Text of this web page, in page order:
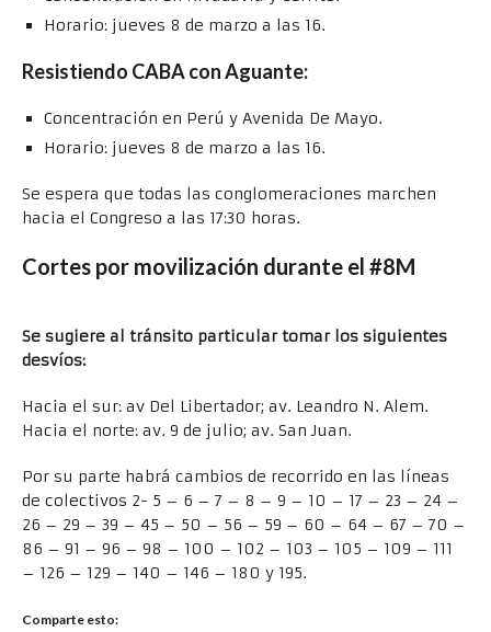
Horario: jueves 8 de marzo a las 16.
Resistiendo CABA con Aguante:
Concentración en Perú y Avenida De Mayo.
Horario: jueves 8 de marzo a las 16.
Se espera que todas las conglomeraciones marchen
hacia el Congreso a las 17:30 horas.
Cortes por movilización durante el #8M
Se sugiere al tránsito particular tomar los siguientes
desvíos:
Hacia el sur: av Del Libertador; av. Leandro N. Alem.
Hacia el norte: av. 9 de julio; av. San Juan.
Por su parte habrá cambios de recorrido en las líneas
de colectivos 2- 5 – 6 – 7 – 8 – 9 – 10 – 17 – 23 – 24 –
26 – 29 – 39 – 45 – 50 – 56 – 59 – 60 – 64 – 67 – 70 –
86 – 91 – 96 – 98 – 100 – 102 – 103 – 105 – 109 – 111
– 126 – 129 – 140 – 146 – 180 y 195.
Comparte esto: